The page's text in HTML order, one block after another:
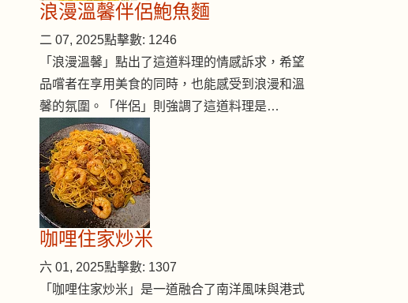
浪漫溫馨伴侶鮑魚麵
二 07, 2025點擊數: 1246
「浪漫溫馨」點出了這道料理的情感訴求，希望
品嚐者在享用美食的同時，也能感受到浪漫和溫
馨的氛圍。「伴侶」則強調了這道料理是…
咖哩住家炒米
六 01, 2025點擊數: 1307
「咖哩住家炒米」是一道融合了南洋風味與港式